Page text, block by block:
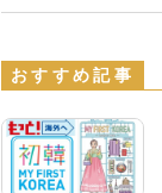
おすすめ記事